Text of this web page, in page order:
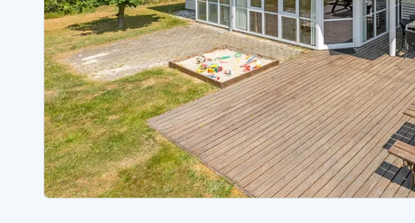
Sommerhuse i Bjerregård
Sommerhuse i Blåvand
Sommerhuse i Bork Havn
Sommerhuse i Fjand
Sommerhuse på Fanø
Sommerhuse i Grærup Strand
Sommerhuse i Haurvig
Sommerhuse
Sommerhus
Sommerhuse
Sommerhuse
Sommerhuse
Sommerhuse
Esmark RejsecurityEsmark KidsVIPEsmark VIP partnerfordeleFordele